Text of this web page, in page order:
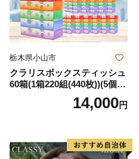
栃木県小山市
クラリスボックスティッシュ
60箱(1箱220組(440枚))(5個入
り×12セット)【1256759】
14,000円